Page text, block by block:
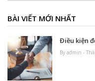
BÀI VIẾT MỚI NHẤT
Điều kiện
By admin -